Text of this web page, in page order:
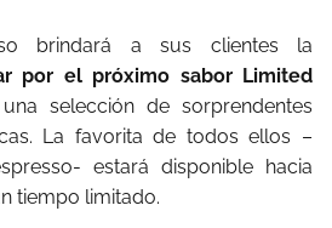
brindará a sus clientes la
por el próximo sabor Limited
selección de sorprendentes
La favorita de todos ellos –
estará disponible hacia
tiempo limitado.